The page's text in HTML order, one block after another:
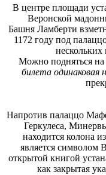
В центре площади
Веронской
Башня Ламберти
1172 году под
нескольких
Можно подняться
билета одинаковая
Напротив палаццо
Геркулеса,
находится колона
является символом
открытой книгой
как закрытая